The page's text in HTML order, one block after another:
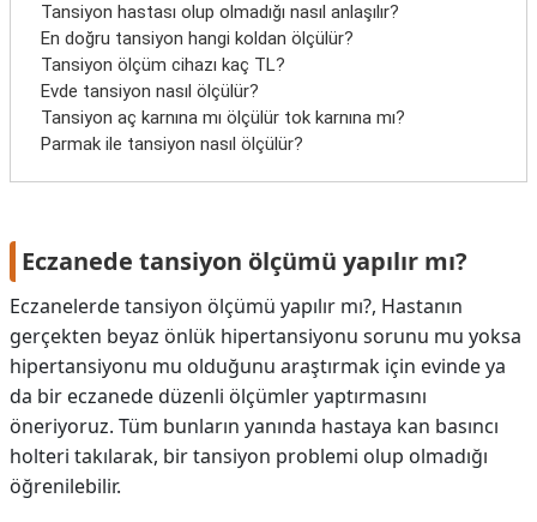
Tansiyon hastası olup olmadığı nasıl anlaşılır?
En doğru tansiyon hangi koldan ölçülür?
Tansiyon ölçüm cihazı kaç TL?
Evde tansiyon nasıl ölçülür?
Tansiyon aç karnına mı ölçülür tok karnına mı?
Parmak ile tansiyon nasıl ölçülür?
Eczanede tansiyon ölçümü yapılır mı?
Eczanelerde tansiyon ölçümü yapılır mı?, Hastanın
gerçekten beyaz önlük hipertansiyonu sorunu mu yoksa
hipertansiyonu mu olduğunu araştırmak için evinde ya
da bir eczanede düzenli ölçümler yaptırmasını
öneriyoruz. Tüm bunların yanında hastaya kan basıncı
holteri takılarak, bir tansiyon problemi olup olmadığı
öğrenilebilir.